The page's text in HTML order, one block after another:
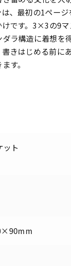
、最初の1ペー
けです。3×3の9
ラ構造に着想を
きはじめる前に
す。
ット